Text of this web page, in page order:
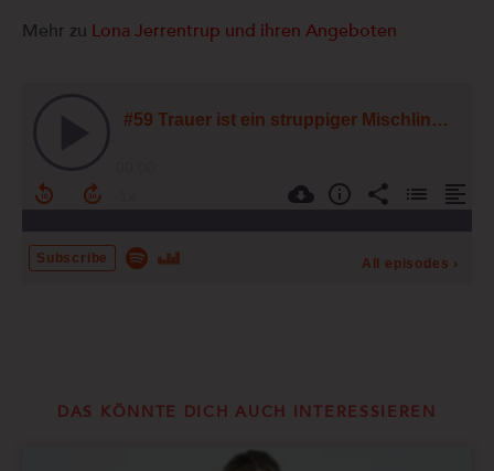
Mehr zu Lona Jerrentrup und ihren Angeboten
DAS KÖNNTE DICH AUCH INTERESSIEREN